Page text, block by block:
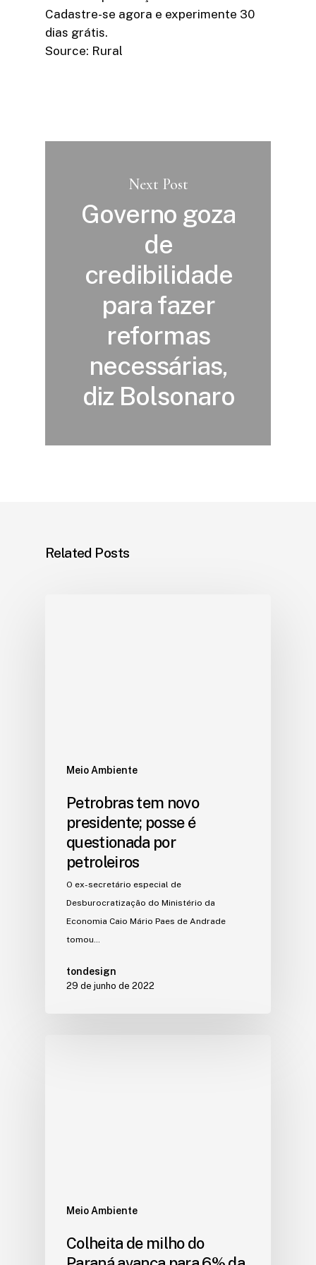
Cadastre-se agora e experimente 30
dias grátis.
Source: Rural
Next Post
Governo goza
de
credibilidade
para fazer
reformas
necessárias,
diz Bolsonaro
Related Posts
Meio Ambiente
Petrobras tem novo
presidente; posse é
questionada por
petroleiros
O ex-secretário especial de
Desburocratização do Ministério da
Economia Caio Mário Paes de Andrade
tomou…
tondesign
29 de junho de 2022
Meio Ambiente
Colheita de milho do